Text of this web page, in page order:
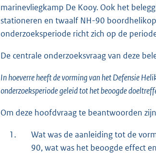
marinevliegkamp De Kooy. Ook het
stationeren en twaalf NH-90
onderzoeksperiode richt zich op de
De centrale onderzoeksvraag van deze
In hoeverre heeft de vorming van het Defensie
onderzoeksperiode geleid tot het beoogde
Om deze hoofdvraag te beantwoorden
1.
Wat was de aanleiding tot de
90, wat was het beoogde effect